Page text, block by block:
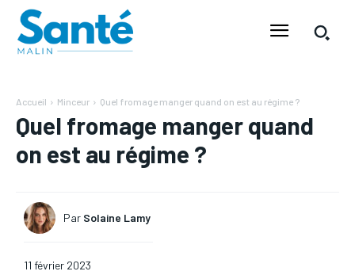
Accueil Minceur Quel fromage manger quand on est au régime ?
Quel fromage manger quand
on est au régime ?
Par Solaine Lamy
11 février 2023